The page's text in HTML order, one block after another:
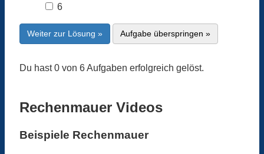
6
Weiter zur Lösung » Aufgabe überspringen »
Du hast 0 von 6 Aufgaben erfolgreich gelöst.
Rechenmauer Videos
Beispiele Rechenmauer